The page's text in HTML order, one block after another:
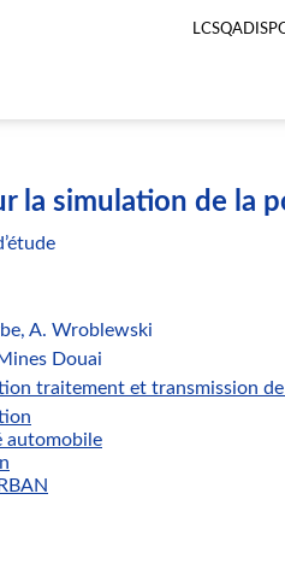
LCSQA
la simulation de la
A. Wroblewski
Douai
traitement et transmission
automobile